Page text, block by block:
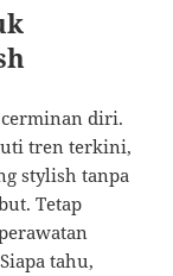
cerminan diri.
tren terkini,
stylish tanpa
Tetap
tahu,